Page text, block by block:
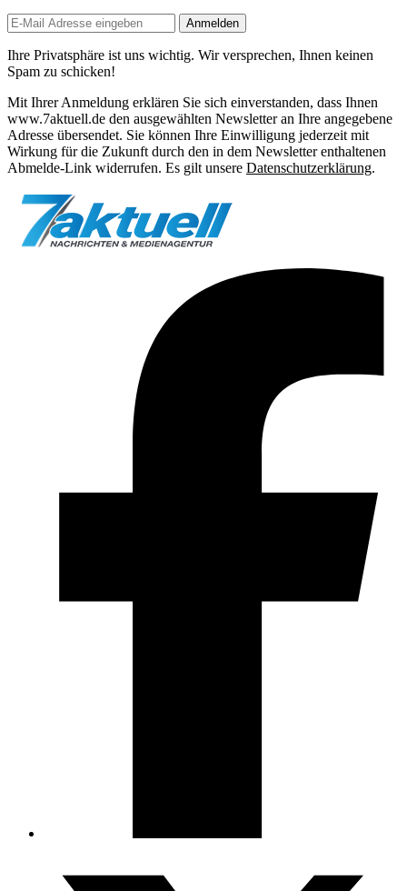
Anmelden
Ihre Privatsphäre ist uns wichtig. Wir versprechen, Ihnen keinen
Spam zu schicken!
Mit Ihrer Anmeldung erklären Sie sich einverstanden, dass Ihnen
www.7aktuell.de den ausgewählten Newsletter an Ihre angegebene
Adresse übersendet. Sie können Ihre Einwilligung jederzeit mit
Wirkung für die Zukunft durch den in dem Newsletter enthaltenen
Abmelde-Link widerrufen. Es gilt unsere Datenschutzerklärung.